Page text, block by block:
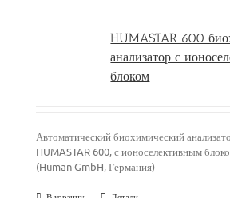
HUMASTAR 600
анализатор с
блоком
Автоматический биохимический
HUMASTAR 600, с ионоселективным
(Human GmbH, Германия)